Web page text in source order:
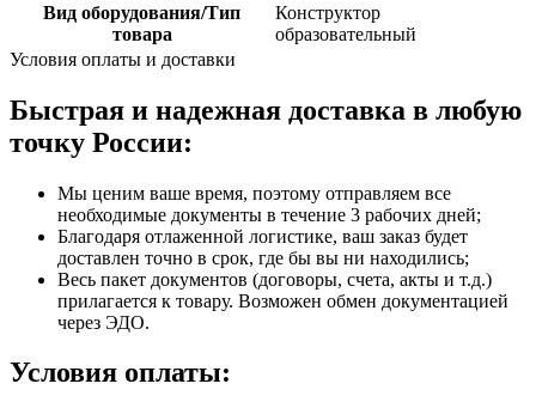
Вид оборудования/Тип
товара
Конструктор
образовательный
Условия оплаты и доставки
Быстрая и надежная доставка в любую
точку России:
Мы ценим ваше время, поэтому отправляем все
необходимые документы в течение 3 рабочих дней;
Благодаря отлаженной логистике, ваш заказ будет
доставлен точно в срок, где бы вы ни находились;
Весь пакет документов (договоры, счета, акты и т.д.)
прилагается к товару. Возможен обмен документацией
через ЭДО.
Условия оплаты: